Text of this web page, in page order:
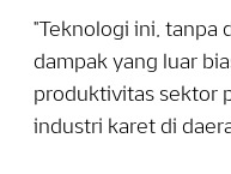
"Teknologi ini, tanpa
dampak yang luar
produktivitas sektor
industri karet di